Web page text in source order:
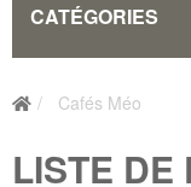
CATÉGORIES
Cafés Méo
LISTE DE